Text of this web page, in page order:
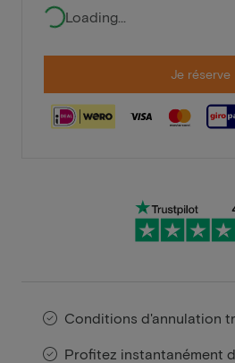
Loading...
Je réserve
Conditions d'annulation
Profitez instantanément